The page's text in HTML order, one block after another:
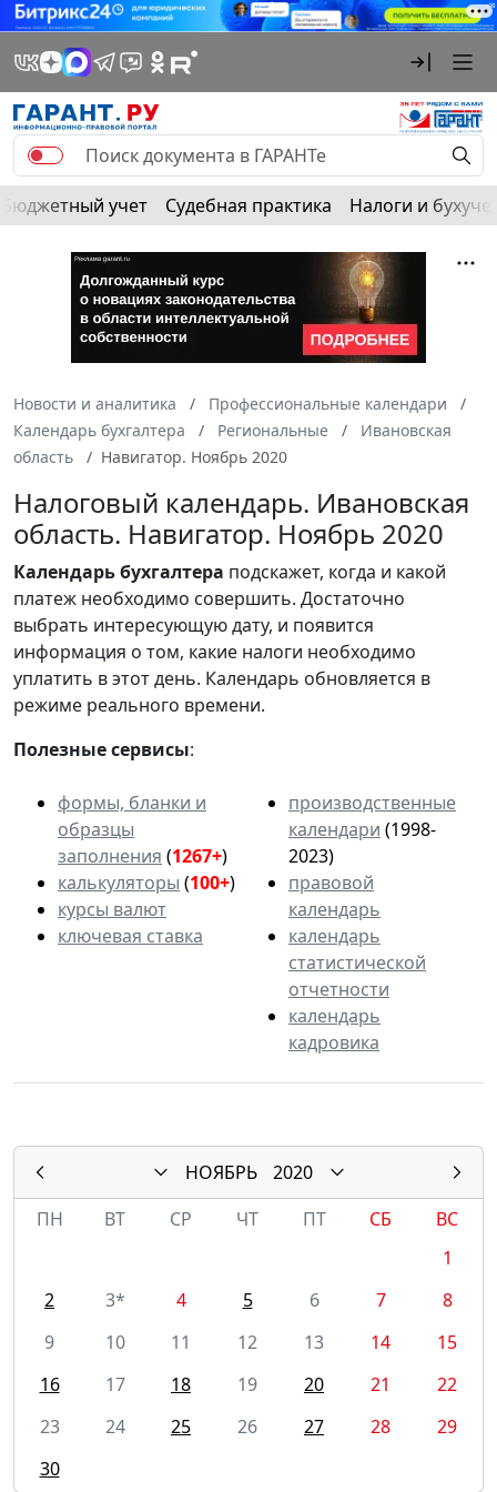
Бюджетный учет Судебная практика Налоги и
Новости и аналитика
Профессиональные календари
Календарь бухгалтера
Региональные
Ивановская
область
Навигатор. Ноябрь 2020
Налоговый календарь. Ивановская
область. Навигатор. Ноябрь 2020
Календарьбухгалтера подскажет, когда и какой
платеж необходимо совершить. Достаточно
выбрать интересующую дату, и появится
информация о том, какие налоги необходимо
уплатить в этот день. Календарь обновляется в
режиме реального времени.
Полезные сервисы:
формы, бланки и
образцы
заполнения (1267+)
калькуляторы (100+)
курсы валют
ключевая ставка
производственные
календари (1998-
2023)
правовой
календарь
календарь
статистической
отчетности
календарь
кадровика
НОЯБРЬ
2020
ПН
ВТ СР ЧТ ПТ СБ
ВС
1
2
3* 4 5 6 7
8
9
10 11 12 13 14
15
16
17 18 19 20 21
22
23
24 25 26 27 28
29
30